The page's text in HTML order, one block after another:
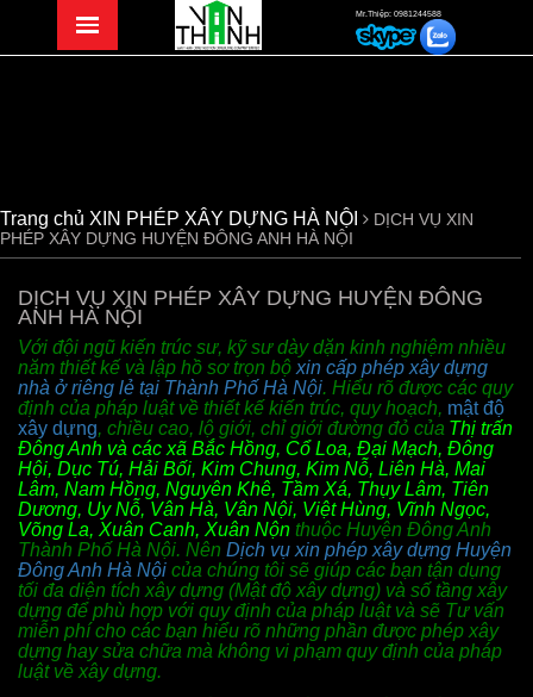
Mr.Thiệp: 0981244588
Trang chủ XIN PHÉP XÂY DỰNG HÀ NỘI
DỊCH VỤ XIN
PHÉP XÂY DỰNG HUYỆN ĐÔNG ANH HÀ NỘI
DỊCH VỤ XIN PHÉP XÂY DỰNG HUYỆN ĐÔNG
ANH HÀ NỘI
Với đội ngũ kiến trúc sư, kỹ sư dày dặn kinh nghiệm nhiều
năm thiết kế và lập hồ sơ trọn bộ xin cấp phép xây dựng
nhà ở riêng lẻ tại Thành Phố Hà Nội. Hiểu rõ được các quy
định của pháp luật về thiết kế kiến trúc, quy hoạch, mật độ
xây dựng, chiều cao, lộ giới, chỉ giới đường đỏ của Thị trấn
Đông Anh và các xã Bắc Hồng, Cổ Loa, Đại Mạch, Đông
Hội, Dục Tú, Hải Bối, Kim Chung, Kim Nỗ, Liên Hà, Mai
Lâm, Nam Hồng, Nguyên Khê, Tầm Xá, Thụy Lâm, Tiên
Dương, Uy Nỗ, Vân Hà, Vân Nội, Việt Hùng, Vĩnh Ngọc,
Võng La, Xuân Canh, Xuân Nộn thuộc Huyện Đông Anh
Thành Phố Hà Nội. Nên Dịch vụ xin phép xây dựng Huyện
Đông Anh Hà Nội của chúng tôi sẽ giúp các bạn tận dụng
tối đa diện tích xây dựng (Mật độ xây dựng) và số tầng xây
dựng để phù hợp với quy định của pháp luật và sẽ Tư vấn
miễn phí cho các bạn hiểu rõ những phần được phép xây
dựng hay sửa chữa mà không vi phạm quy định của pháp
luật về xây dựng.